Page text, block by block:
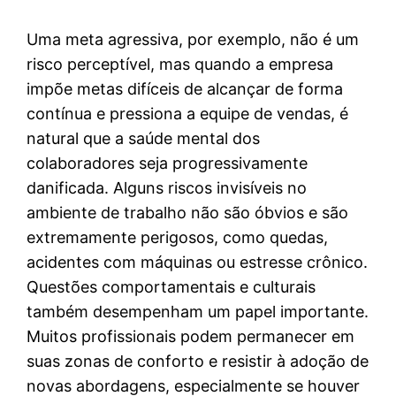
Uma meta agressiva, por exemplo, não é um
risco perceptível, mas quando a empresa
impõe metas difíceis de alcançar de forma
contínua e pressiona a equipe de vendas, é
natural que a saúde mental dos
colaboradores seja progressivamente
danificada. Alguns riscos invisíveis no
ambiente de trabalho não são óbvios e são
extremamente perigosos, como quedas,
acidentes com máquinas ou estresse crônico.
Questões comportamentais e culturais
também desempenham um papel importante.
Muitos profissionais podem permanecer em
suas zonas de conforto e resistir à adoção de
novas abordagens, especialmente se houver